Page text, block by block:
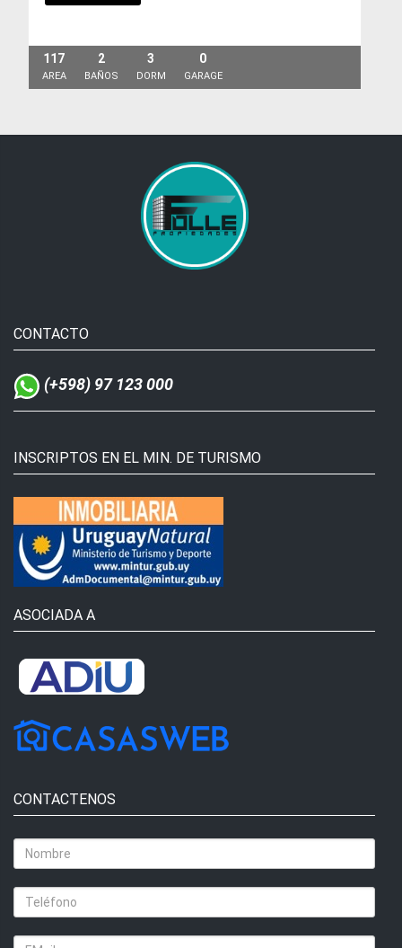
117
AREA
2
BAÑOS
3
DORM
0
GARAGE
CONTACTO
(+598) 97 123 000
INSCRIPTOS EN EL MIN. DE TURISMO
ASOCIADA A
CONTACTENOS